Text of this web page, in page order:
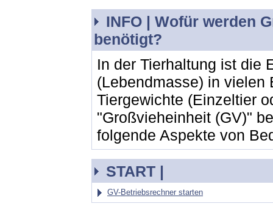
INFO | Wofür werden
benötigt?
In der Tierhaltung ist die
(Lebendmasse) in vielen
Tiergewichte (Einzeltier
"Großvieheinheit (GV)"
folgende Aspekte von
START |